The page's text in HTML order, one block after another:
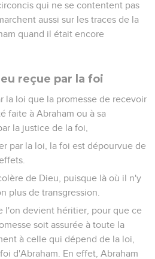
qui ne se contentent pas
aussi sur les traces de la
quand il était encore
reçue par la foi
la loi que la promesse de recevoir
faite à Abraham ou à sa
la justice de la foi,
par la loi, la foi est dépourvue de
de Dieu, puisque là où il n'y
plus de transgression.
l'on devient héritier, pour que ce
soit assurée à toute la
à celle qui dépend de la loi,
d'Abraham. En effet, Abraham